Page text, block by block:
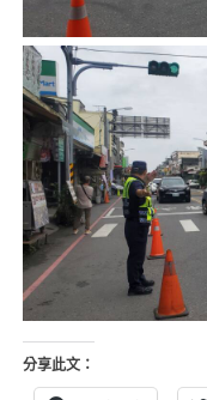
分享此文：